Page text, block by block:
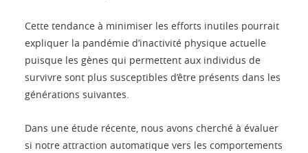
Cette tendance à minimiser les efforts inutiles pourrait
expliquer la pandémie d’inactivité physique actuelle
puisque les gènes qui permettent aux individus de
survivre sont plus susceptibles d’être présents dans les
générations suivantes.
Dans une étude récente, nous avons cherché à évaluer
si notre attraction automatique vers les comportements